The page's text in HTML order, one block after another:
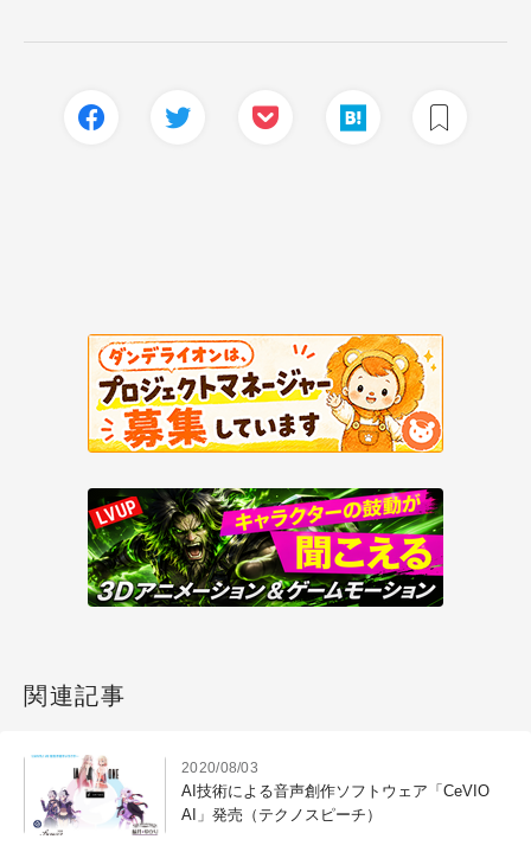
関連記事
2020/08/03
AI技術による音声創作ソフトウェア「CeVIO
AI」発売（テクノスピーチ）